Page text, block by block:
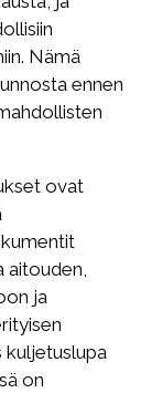
Nämä
ennen
ovat
aitouden,
ja
kuljetuslupa
on